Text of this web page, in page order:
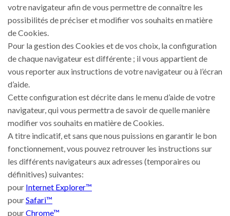
votre navigateur afin de vous permettre de connaître les
possibilités de préciser et modifier vos souhaits en matière
de Cookies.
Pour la gestion des Cookies et de vos choix, la configuration
de chaque navigateur est différente ; il vous appartient de
vous reporter aux instructions de votre navigateur ou à l’écran
d’aide.
Cette configuration est décrite dans le menu d’aide de votre
navigateur, qui vous permettra de savoir de quelle manière
modifier vos souhaits en matière de Cookies.
A titre indicatif, et sans que nous puissions en garantir le bon
fonctionnement, vous pouvez retrouver les instructions sur
les différents navigateurs aux adresses (temporaires ou
définitives) suivantes:
pour Internet Explorer™
pourSafari™
pourChrome™